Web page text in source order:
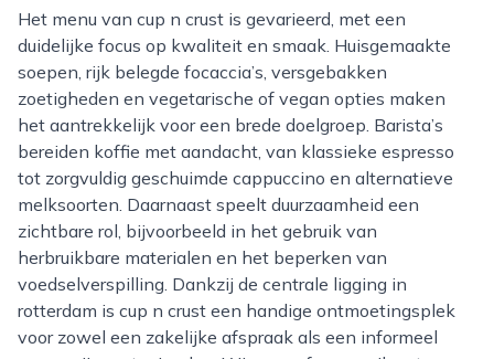
Het menu van cup n crust is gevarieerd, met een
duidelijke focus op kwaliteit en smaak. Huisgemaakte
soepen, rijk belegde focaccia’s, versgebakken
zoetigheden en vegetarische of vegan opties maken
het aantrekkelijk voor een brede doelgroep. Barista’s
bereiden koffie met aandacht, van klassieke espresso
tot zorgvuldig geschuimde cappuccino en alternatieve
melksoorten. Daarnaast speelt duurzaamheid een
zichtbare rol, bijvoorbeeld in het gebruik van
herbruikbare materialen en het beperken van
voedselverspilling. Dankzij de centrale ligging in
rotterdam is cup n crust een handige ontmoetingsplek
voor zowel een zakelijke afspraak als een informeel